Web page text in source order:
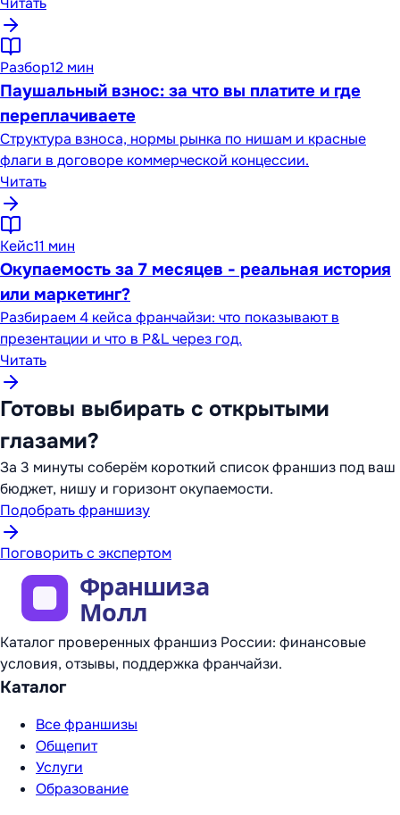
Разбор12 мин
Паушальный взнос: за что вы платите и где
переплачиваете
Структура взноса, нормы рынка по нишам и красные
флаги в договоре коммерческой концессии.
Читать
Кейс11 мин
Окупаемость за 7 месяцев - реальная история
или маркетинг?
Разбираем 4 кейса франчайзи: что показывают в
презентации и что в P&L через год.
Читать
Готовы выбирать с открытыми
глазами?
За 3 минуты соберём короткий список франшиз под ваш
бюджет, нишу и горизонт окупаемости.
Подобрать франшизу
Поговорить с экспертом
Каталог проверенных франшиз России: финансовые
условия, отзывы, поддержка франчайзи.
Каталог
Все франшизы
Общепит
Услуги
Образование